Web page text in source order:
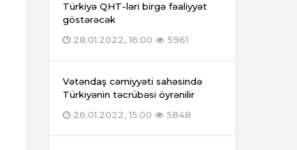
Türkiyə QHT-ləri birgə fəaliyyət
göstərəcək
28.01.2022, 16:00
5961
Vətəndaş cəmiyyəti sahəsində
Türkiyənin təcrübəsi öyrənilir
26.01.2022, 15:00
5848